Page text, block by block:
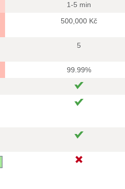
1-5 min
500,000 Kč
5
99.99%